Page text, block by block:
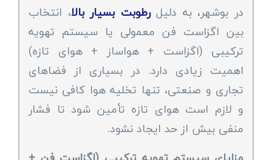
در بوشهر، به دلیلرطوبت بسیار بالا، انتخاب
بین اگزاست فن معمولی یا سیستم تهویه
ترکیبی (اگزاست + هواساز + هوای تازه)
اهمیت زیادی دارد. در بسیاری از فضاهای
تجاری و صنعتی، تنها تخلیه هوا کافی نیست
و لازم است هوای تازه تأمین شود تا فشار
منفی بیش از حد ایجاد نشود.